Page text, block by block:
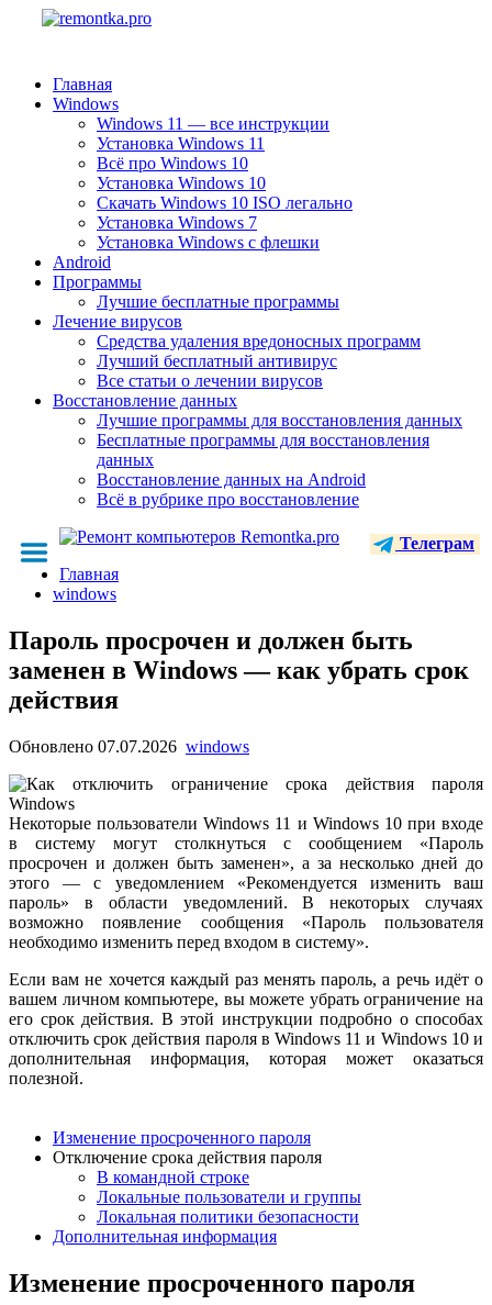
Главная
Windows
Windows 11 — все инструкции
Установка Windows 11
Всё про Windows 10
Установка Windows 10
Скачать Windows 10 ISO легально
Установка Windows 7
Установка Windows с флешки
Android
Программы
Лучшие бесплатные программы
Лечение вирусов
Средства удаления вредоносных программ
Лучший бесплатный антивирус
Все статьи о лечении вирусов
Восстановление данных
Лучшие программы для восстановления данных
Бесплатные программы для восстановления
данных
Восстановление данных на Android
Всё в рубрике про восстановление
Телеграм
Главная
windows
Пароль просрочен и должен быть
заменен в Windows — как убрать срок
действия
Обновлено 07.07.2026 windows
Некоторые пользователи Windows 11 и Windows 10 при входе
в систему могут столкнуться с сообщением «Пароль
просрочен и должен быть заменен», а за несколько дней до
этого — с уведомлением «Рекомендуется изменить ваш
пароль» в области уведомлений. В некоторых случаях
возможно появление сообщения «Пароль пользователя
необходимо изменить перед входом в систему».
Если вам не хочется каждый раз менять пароль, а речь идёт о
вашем личном компьютере, вы можете убрать ограничение на
его срок действия. В этой инструкции подробно о способах
отключить срок действия пароля в Windows 11 и Windows 10 и
дополнительная информация, которая может оказаться
полезной.
Изменение просроченного пароля
Отключение срока действия пароля
В командной строке
Локальные пользователи и группы
Локальная политики безопасности
Дополнительная информация
Изменение просроченного пароля